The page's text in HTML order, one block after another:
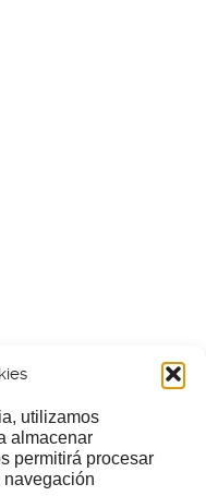
utilizamos
almacenar
permitirá procesar
navegación